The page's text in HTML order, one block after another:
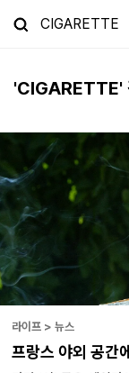
'CIGARETTE'
라이프 > 뉴스
프랑스 야외 공간